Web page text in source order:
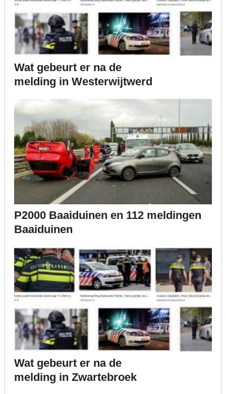
Wat gebeurt er na de
melding in Westerwijtwerd
P2000 Baaiduinen en 112 meldingen
Baaiduinen
Wat gebeurt er na de
melding in Zwartebroek